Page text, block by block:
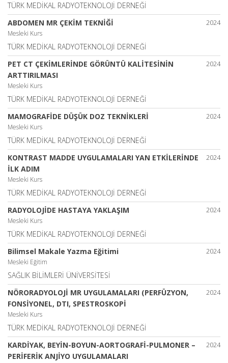
TÜRK MEDİKAL RADYOTEKNOLOJİ DERNEĞİ
2024
ABDOMEN MR ÇEKİM TEKNİĞİ
Mesleki Kurs
TÜRK MEDİKAL RADYOTEKNOLOJİ DERNEĞİ
2024
PET CT ÇEKİMLERİNDE GÖRÜNTÜ KALİTESİNİN
ARTTIRILMASI
Mesleki Kurs
TÜRK MEDİKAL RADYOTEKNOLOJİ DERNEĞİ
2024
MAMOGRAFİDE DÜŞÜK DOZ TEKNİKLERİ
Mesleki Kurs
TÜRK MEDİKAL RADYOTEKNOLOJİ DERNEĞİ
2024
KONTRAST MADDE UYGULAMALARI YAN ETKİLERİNDE
İLK ADIM
Mesleki Kurs
TÜRK MEDİKAL RADYOTEKNOLOJİ DERNEĞİ
2024
RADYOLOJİDE HASTAYA YAKLAŞIM
Mesleki Kurs
TÜRK MEDİKAL RADYOTEKNOLOJİ DERNEĞİ
2024
Bilimsel Makale Yazma Eğitimi
Mesleki Eğitim
SAĞLIK BİLİMLERİ ÜNİVERSİTESİ
2024
NÖRORADYOLOJİ MR UYGULAMALARI (PERFÜZYON,
FONSİYONEL, DTI, SPESTROSKOPİ
Mesleki Kurs
TÜRK MEDİKAL RADYOTEKNOLOJİ DERNEĞİ
2024
KARDİYAK, BEYİN-BOYUN-AORTOGRAFİ-PULMONER –
PERİFERİK ANJİYO UYGULAMALARI